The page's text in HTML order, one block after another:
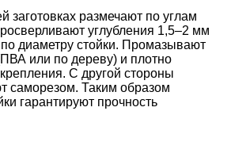
заготовках размечают по углам
углубления 1,5–2 мм
диаметру стойки. Промазывают
или по дереву) и плотно
С другой стороны
саморезом. Таким образом
гарантируют прочность